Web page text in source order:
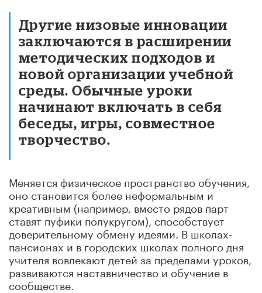
Другие низовые инновации
заключаются в расширении
методических подходов и
новой организации учебной
среды. Обычные уроки
начинают включать в себя
беседы, игры, совместное
творчество.
Меняется физическое пространство обучения,
оно становится более неформальным и
креативным (например, вместо рядов парт
ставят пуфики полукругом), способствует
доверительному обмену идеями. В школах-
пансионах и в городских школах полного дня
учителя вовлекают детей за пределами уроков,
развиваются наставничество и обучение в
сообществе.